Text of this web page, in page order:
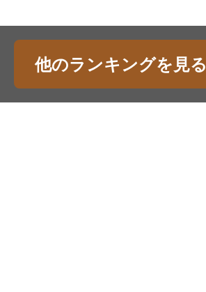
他のランキングを見る